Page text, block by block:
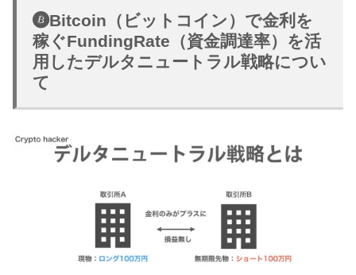
Bitcoin（ビットコイン）で金利を
稼ぐFundingRate（資金調達率）を活
用したデルタニュートラル戦略につい
て